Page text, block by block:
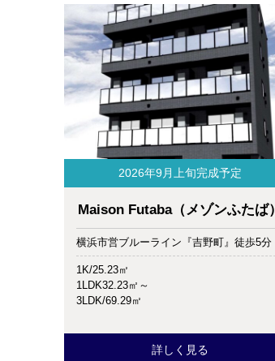
2026年9月上旬完成予定
Maison Futaba（メゾンふたば）
横浜市営ブルーライン『吉野町』徒歩5分
1K/25.23㎡
1LDK32.23㎡～
3LDK/69.29㎡
詳しく見る